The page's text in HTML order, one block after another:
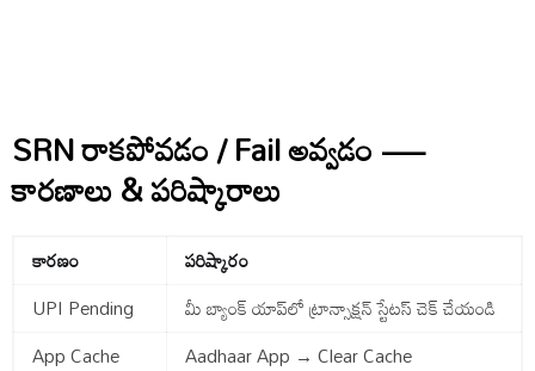
SRN రాకపోవడం / Fail అవ్వడం —
కారణాలు & పరిష్కారాలు
కారణం
పరిష్కారం
UPI Pending
మీ బ్యాంక్ యాప్‌లో ట్రాన్సాక్షన్ స్టేటస్ చెక్ చేయండి
App Cache
Aadhaar App → Clear Cache